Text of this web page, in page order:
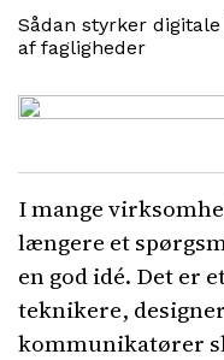
Sådan styrker
af fagligheder
I mange
længere et
en god idé. Det er
teknikere,
kommunikatører